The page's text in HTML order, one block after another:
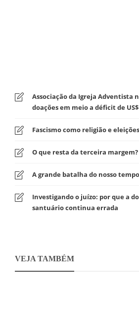
Associação da Igreja Adventista
doações em meio a déficit de
Fascismo como religião e
O que resta da terceira margem?
A grande batalha do nosso tempo
Investigando o juízo: por que a
santuário continua errada
VEJA TAMBÉM